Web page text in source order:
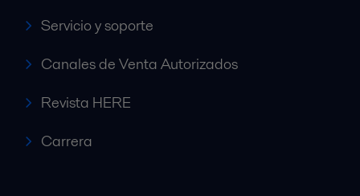
Servicio y soporte
Canales de Venta Autorizados
Revista HERE
Carrera